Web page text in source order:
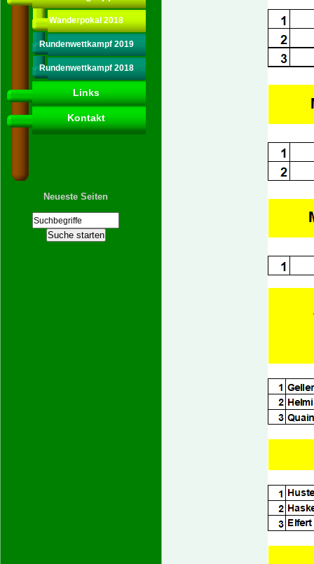
Wanderpokal 2018
Rundenwettkampf 2019
Rundenwettkampf 2018
Links
Kontakt
Neueste Seiten